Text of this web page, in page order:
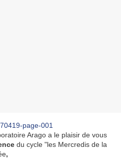
Arago a le plaisir de vous
du cycle "les Mercredis de la
,